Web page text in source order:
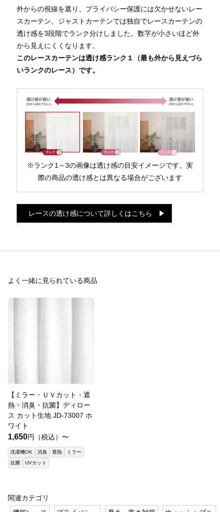
外からの視線を遮り、プライバシー保護には欠かせないレー
スカーテン。ジャストカーテンでは独自でレースカーテンの
透け感を3段階でランク分けしました。数字が小さいほど外
から見えにくくなります。
このレースカーテンは透け感ランク１（最も外から見えづら
いランクのレース）です。
※ランク1～3の画像は透け感の目安イメージです。実
際の商品の透け感とは異なる場合がございます
レースの透け感について詳しくはこちら
よく一緒に見られている商品
【ミラー・ＵＶカット・遮
熱・消臭・抗菌】ディロー
ス カット生地 JD-73007 ホ
ワイト
1,650円（税込）〜
洗濯機OK 消臭 遮熱
ミラー
抗菌
UVカット
関連カテゴリ